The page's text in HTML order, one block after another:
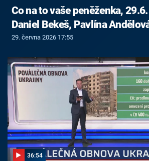
Co na to vaše peněženka,
Daniel Bekeš, Pavlína
29. června 2026 17:55
36:54